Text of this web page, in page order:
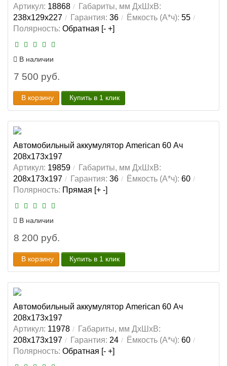
Артикул: 18868
Габариты, мм ДхШхВ:
238x129x227
Гарантия: 36 Ёмкость (А*ч): 55
Полярность: Обратная [- +]
В наличии
7 500 руб.
В корзину Купить в 1 клик
Автомобильный аккумулятор American 60 Ач
208x173x197
Артикул: 19859
Габариты, мм ДхШхВ:
208x173x197
Гарантия: 36 Ёмкость (А*ч): 60
Полярность: Прямая [+ -]
В наличии
8 200 руб.
В корзину Купить в 1 клик
Автомобильный аккумулятор American 60 Ач
208x173x197
Артикул: 11978
Габариты, мм ДхШхВ:
208x173x197
Гарантия: 24 Ёмкость (А*ч): 60
Полярность: Обратная [- +]